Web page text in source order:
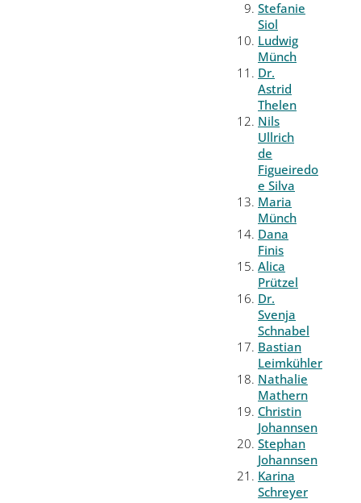
Stefanie
Siol
Ludwig
Münch
Dr.
Astrid
Thelen
Nils
Ullrich
de
Figueiredo
e Silva
Maria
Münch
Dana
Finis
Alica
Prützel
Dr.
Svenja
Schnabel
Bastian
Leimkühler
Nathalie
Mathern
Christin
Johannsen
Stephan
Johannsen
Karina
Schreyer